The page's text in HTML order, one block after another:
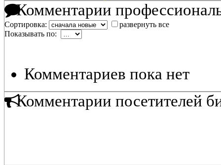
Комментарии
Сортировка:
развернуть все
Показывать по:
Комментариев пока нет
Комментарии посетителей